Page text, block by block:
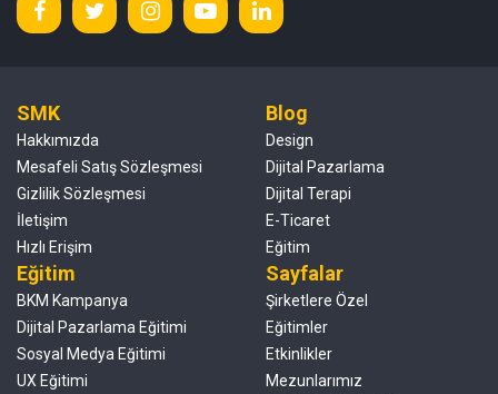
SMK
Hakkımızda
Mesafeli Satış Sözleşmesi
Gizlilik Sözleşmesi
İletişim
Hızlı Erişim
Blog
Design
Dijital Pazarlama
Dijital Terapi
E-Ticaret
Eğitim
Eğitim
BKM Kampanya
Dijital Pazarlama Eğitimi
Sosyal Medya Eğitimi
UX Eğitimi
Sayfalar
Şirketlere Özel
Eğitimler
Etkinlikler
Mezunlarımız